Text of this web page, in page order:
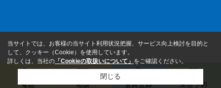
電話 相談 会員登録 来店予約
当サイトでは、お客様の当サイト利用状況把握、サービス向上検討を目的と
して、クッキー（Cookie）を使用しています。
詳しくは、当社の 「Cookieの取扱いについて」 をご確認ください。
閉じる